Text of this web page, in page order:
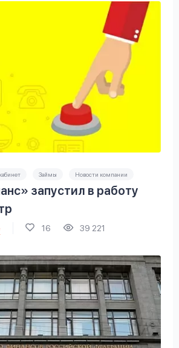
Займы Новости компании
запустил в работу
16 39 221